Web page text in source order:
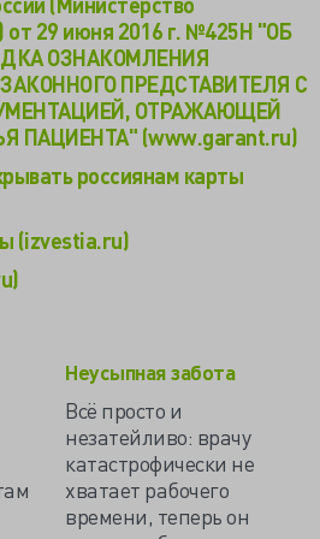
от 29 июня 2016 г. №425Н "ОБ
ОЗНАКОМЛЕНИЯ
ПРЕДСТАВИТЕЛЯ С
ОТРАЖАЮЩЕЙ
ПАЦИЕНТА" (www.garant.ru)
россиянам карты
(izvestia.ru)
Неусыпная забота
Всё просто и
незатейливо: врачу
катастрофически не
хватает рабочего
времени, теперь он